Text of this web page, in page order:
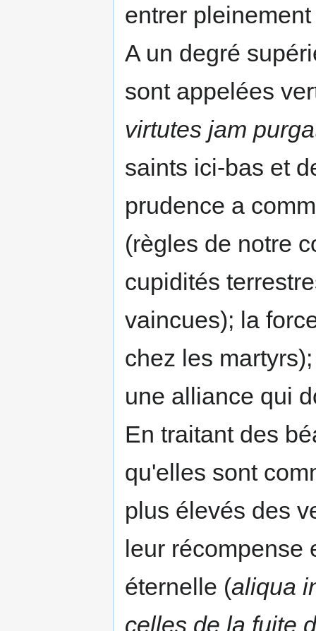
entrer
A un degré
sont appelées
virtutes jam
saints ici-bas et
prudence a
(règles de notre
cupidités
vaincues); la
chez les
une alliance qui
En traitant des
qu'elles sont
plus élevés des
leur récom­pense
éternelle (aliqua
celles de la fuite